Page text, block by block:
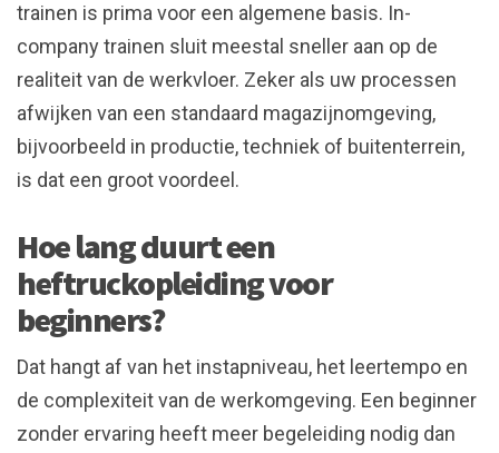
trainen is prima voor een algemene basis. In-
company trainen sluit meestal sneller aan op de
realiteit van de werkvloer. Zeker als uw processen
afwijken van een standaard magazijnomgeving,
bijvoorbeeld in productie, techniek of buitenterrein,
is dat een groot voordeel.
Hoe lang duurt een
heftruckopleiding voor
beginners?
Dat hangt af van het instapniveau, het leertempo en
de complexiteit van de werkomgeving. Een beginner
zonder ervaring heeft meer begeleiding nodig dan